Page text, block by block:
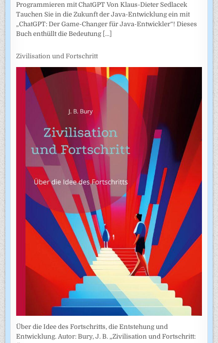
Programmieren mit ChatGPT Von Klaus-Dieter Sedlacek
Tauchen Sie in die Zukunft der Java-Entwicklung ein mit
„ChatGPT: Der Game-Changer für Java-Entwickler“! Dieses
Buch enthüllt die Bedeutung [...]
Zivilisation und Fortschritt
Über die Idee des Fortschritts, die Entstehung und
Entwicklung. Autor: Bury, J. B. „Zivilisation und Fortschritt: